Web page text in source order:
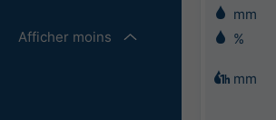
Afficher moins
mm
%
mm